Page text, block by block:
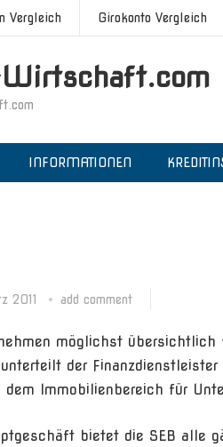
Vergleich Girokonto Vergleich
INFORMATIONEN
2011 add comment
möglichst übersichtlich
der
Immobilienbereich für
bietet die SEB alle